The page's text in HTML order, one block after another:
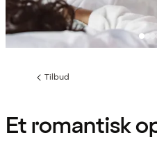
Forrige
Tilbud
Et romantisk